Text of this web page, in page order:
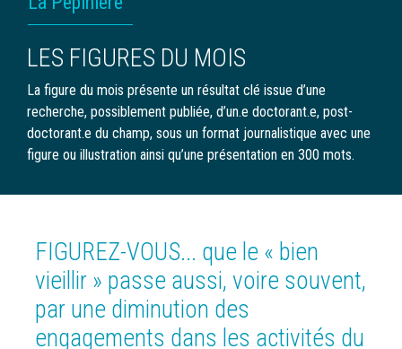
D'ARIANE
LES FIGURES DU MOIS
La figure du mois présente un résultat clé issue d’une
recherche, possiblement publiée, d’un.e doctorant.e, post-
doctorant.e du champ, sous un format journalistique avec une
figure ou illustration ainsi qu’une présentation en 300 mots.
FIGUREZ-VOUS... que le « bien
vieillir » passe aussi, voire souvent,
par une diminution des
engagements dans les activités du